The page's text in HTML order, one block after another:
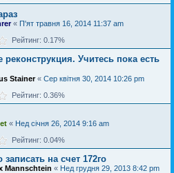
« П'ят травня 16, 2014 11:37 am
Рейтинг: 0.17%
Учитесь пока есть
Stainer« Сер квітня 30, 2014 10:26 pm
Рейтинг: 0.36%
« Нед січня 26, 2014 9:16 am
Рейтинг: 0.04%
на счет 172го
Mannschtein « Нед грудня 29, 2013 8:42 pm